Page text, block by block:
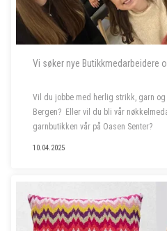
Vi søker nye Butikkmedarbeidere
Vil du jobbe med herlig strikk, garn
Bergen? Eller vil du bli vår
garnbutikken vår på Oasen Senter?
Vi søker to nye butikkmedarbeidere i
10.04.2025